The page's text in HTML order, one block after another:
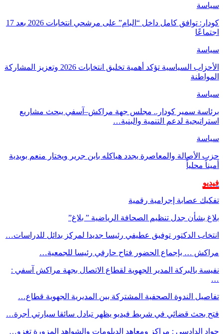
سياسة
كودار: توافق كامل داخل “البام” على مرشحي انتخابات 2026 بعد 17
اجتماعًا
سياسة
الأحزاب السياسية تؤكد أهمية تخليق انتخابات 2026 وتعزيز المشاركة
المواطنة
سياسة
برئاسة سمير كودار.. مجلس جهة مراكش–آسفي يبحث مشاريع
استراتيجية لدعم التنمية والبنية…
سياسة
حزب الأصالة والمعاصرة يجدد هياكله بابن جرير ويختار منعم بويدية
أميناً محلياً
فيديو
تفكيك عصابة إجرامية رقمية
بلاغ بشأن جدل تنظيم الصحافة الرياضية ” بلاغ”
انتخاب الدكتور توفيق عطيفي رئيسا جديدا لمركز بدائل للدراسات…
مراكش … بإجماع الحضور فتاح حارفي رئيسا للجمعية…
نفيسة بالبركة المدير الجهوية لقطاع الاتصال بجهة مراكش آسفي :
…
تفاصيل الندوة الصحفية المشتركة بين المديرية الجهوية قطاع…
فتح بحث قضائي في شريط فيديو يظهر تبادل سائقا سيارتي أجرة…
جواد الدادسي : مراكز ومعاهد الدبلومات والشواهد المزورة تغزو…